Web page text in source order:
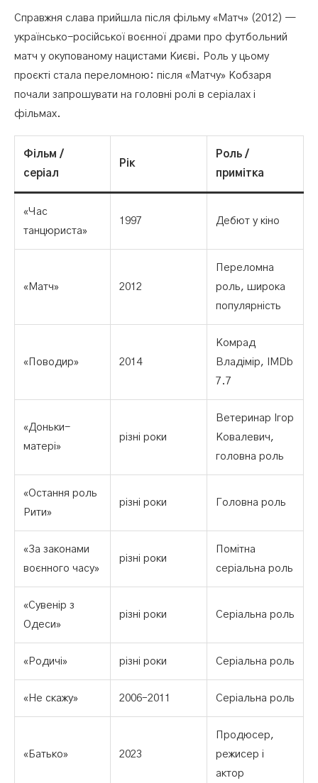
Справжня слава прийшла після фільму «Матч» (2012) —
українсько-російської воєнної драми про футбольний
матч у окупованому нацистами Києві. Роль у цьому
проєкті стала переломною: після «Матчу» Кобзаря
почали запрошувати на головні ролі в серіалах і
фільмах.
Фільм /
серіал
Рік
Роль /
примітка
«Час
танцюриста»
1997 Дебют у кіно
«Матч» 2012
Переломна
роль, широка
популярність
«Поводир» 2014
Комрад
Владімір, IMDb
7.7
«Доньки-
матері»
різні роки
Ветеринар Ігор
Ковалевич,
головна роль
«Остання роль
Рити»
різні роки Головна роль
«За законами
воєнного часу»
різні роки
Помітна
серіальна роль
«Сувенір з
Одеси»
різні роки Серіальна роль
«Родичі» різні роки Серіальна роль
«Не скажу» 2006–2011 Серіальна роль
«Батько» 2023
Продюсер,
режисер і
актор